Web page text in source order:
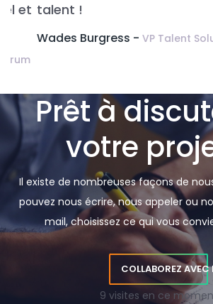
talent !
Wades Burgress -VP Talent
Prêt à
votre
Il existe de nombreuses façons de
pouvez nous écrire, nous appeler ou
mail, choisissez ce qui vous
COLLABOREZ
9 visites en ce